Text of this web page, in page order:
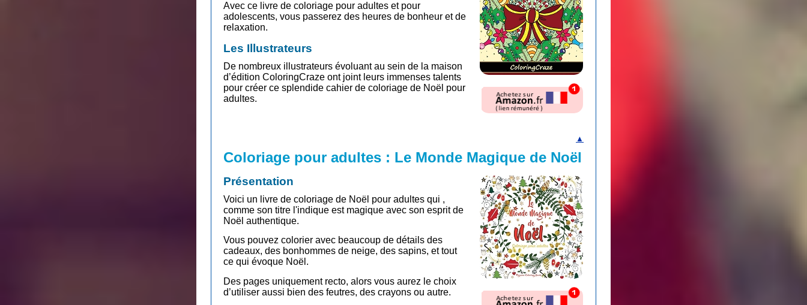
Avec ce livre de coloriage pour adultes et pour
adolescents, vous passerez des heures de bonheur et de
relaxation.
Les Illustrateurs
De nombreux illustrateurs évoluant au sein de la maison
d’édition ColoringCraze ont joint leurs immenses talents
pour créer ce splendide cahier de coloriage de Noël pour
adultes.
▲
Coloriage pour adultes : Le Monde Magique de Noël
Présentation
Voici un livre de coloriage de Noël pour adultes qui ,
comme son titre l'indique est magique avec son esprit de
Noël authentique.
Vous pouvez colorier avec beaucoup de détails des
cadeaux, des bonhommes de neige, des sapins, et tout
ce qui évoque Noël.
Des pages uniquement recto, alors vous aurez le choix
d’utiliser aussi bien des feutres, des crayons ou autre.